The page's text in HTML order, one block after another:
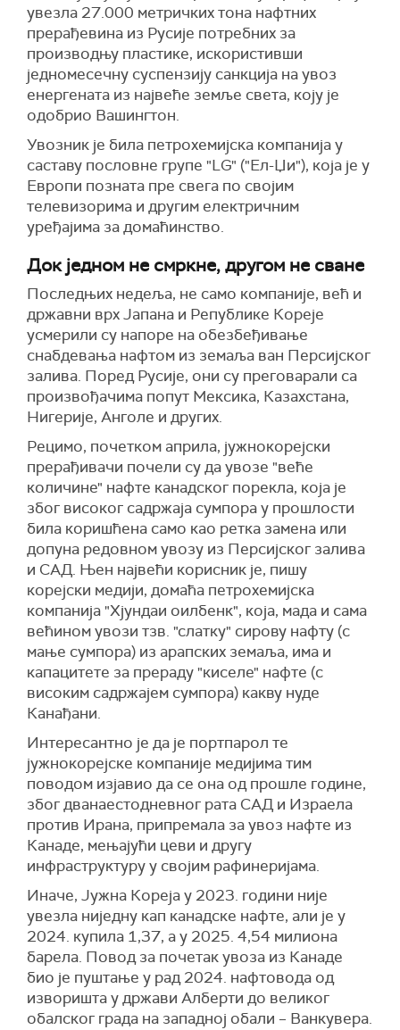
увезла 27.000 метричких тона нафтних
прерађевина из Русије потребних за
производњу пластике, искористивши
једномесечну суспензију санкција на увоз
енергената из највеће земље света, коју је
одобрио Вашингтон.
Увозник је била петрохемијска компанија у
саставу пословне групе "LG" ("Ел-Џи"), која је у
Европи позната пре свега по својим
телевизорима и другим електричним
уређајима за домаћинство.
Док једном не смркне, другом не сване
Последњих недеља, не само компаније, већ и
државни врх Јапана и Републике Кореје
усмерили су напоре на обезбеђивање
снабдевања нафтом из земаља ван Персијског
залива. Поред Русије, они су преговарали са
произвођачима попут Мексика, Казахстана,
Нигерије, Анголе и других.
Рецимо, почетком априла, јужнокорејски
прерађивачи почели су да увозе "веће
количине" нафте канадског порекла, која је
због високог садржаја сумпора у прошлости
била коришћена само као ретка замена или
допуна редовном увозу из Персијског залива
и САД. Њен највећи корисник је, пишу
корејски медији, домаћа петрохемијска
компанија "Хјундаи оилбенк", која, мада и сама
већином увози тзв. "слатку" сирову нафту (с
мање сумпора) из арапских земаља, има и
капацитете за прераду "киселе" нафте (с
високим садржајем сумпора) какву нуде
Канађани.
Интересантно је да је портпарол те
јужнокорејске компаније медијима тим
поводом изјавио да се она од прошле године,
због дванаестодневног рата САД и Израела
против Ирана, припремала за увоз нафте из
Канаде, мењајући цеви и другу
инфраструктуру у својим рафинеријама.
Иначе, Јужна Кореја у 2023. години није
увезла ниједну кап канадске нафте, али је у
2024. купила 1,37, а у 2025. 4,54 милиона
барела. Повод за почетак увоза из Канаде
био је пуштање у рад 2024. нафтовода од
изворишта у држави Алберти до великог
обалског града на западној обали – Ванкувера.